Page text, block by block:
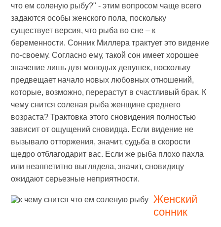
что ем соленую рыбу?" - этим вопросом чаще всего
задаются особы женского пола, поскольку
существует версия, что рыба во сне – к
беременности. Сонник Миллера трактует это видение
по-своему. Согласно ему, такой сон имеет хорошее
значение лишь для молодых девушек, поскольку
предвещает начало новых любовных отношений,
которые, возможно, перерастут в счастливый брак. К
чему снится соленая рыба женщине среднего
возраста? Трактовка этого сновидения полностью
зависит от ощущений сновидца. Если видение не
вызывало отторжения, значит, судьба в скорости
щедро отблагодарит вас. Если же рыба плохо пахла
или неаппетитно выглядела, значит, сновидицу
ожидают серьезные неприятности.
Женский
сонник